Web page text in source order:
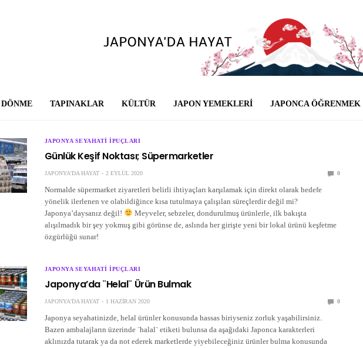
TAPINAKLAR KÜLTÜR JAPON YEMEKLERI JAPONCA ÖĞRENMEK
JAPONYA SEYAHATI İPUÇLARI
Günlük Keşif Noktası; Süpermarketler
JAPONYA'DA HAYAT 2 EYLÜL 2020 0
Normalde süpermarket ziyaretleri belirli ihtiyaçları karşılamak için direkt olarak hedefe
yönelik ilerlenen ve olabildiğince kısa tutulmaya çalışılan süreçlerdir değil mi?
Japonya’daysanız değil!
Meyveler, sebzeler, dondurulmuş ürünlerle, ilk bakışta
alışılmadık bir şey yokmuş gibi görünse de, aslında her girişte yeni bir lokal ürünü keşfetme
özgürlüğü sunar!
JAPONYA SEYAHATI İPUÇLARI
Japonya’da ¨Helal¨ Ürün Bulmak
JAPONYA'DA HAYAT 1 HAZIRAN 2020 0
Japonya seyahatinizde, helal ürünler konusunda hassas biriyseniz zorluk yaşabilirsiniz.
Bazen ambalajların üzerinde ¨halal¨ etiketi bulunsa da aşağıdaki Japonca karakterleri
aklınızda tutarak ya da not ederek marketlerde yiyebileceğiniz ürünler bulma konusunda